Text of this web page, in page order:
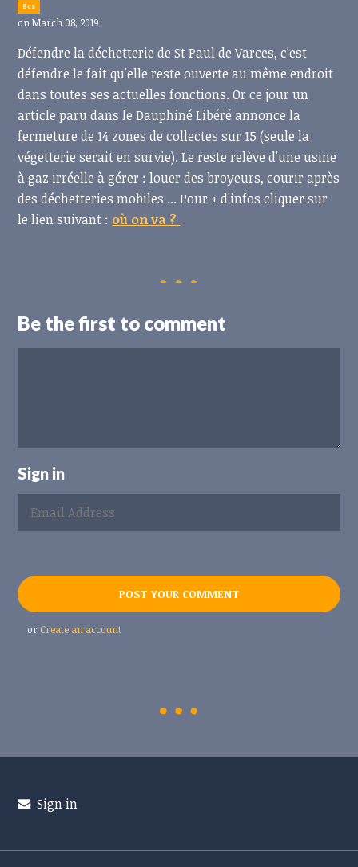
8cs
on March 08, 2019
Défendre la déchetterie de St Paul de Varces, c'est
défendre le fait qu'elle reste ouverte au même endroit
dans toutes ses actuelles fonctions. Or ce jour un
article paru dans le Dauphiné Libéré annonce la
fermeture de 14 zones de collectes sur 15 (seule la
végetterie serait en survie). Le reste relève d'une usine
à gaz irréelle à gérer : louer des broyeurs, courir après
des déchetteries mobiles ... Pour + d'infos cliquer sur
le lien suivant : où on va ?
Be the first to comment
Sign in
or Create an account
Sign in